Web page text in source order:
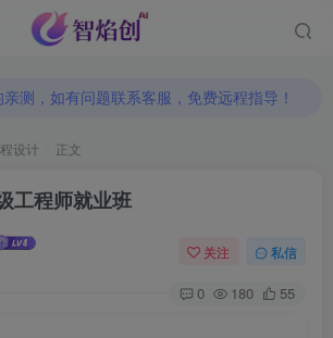
亲测，如有问题联系客服，免费远程指导！
测，如有问题联系客服，免费远程指导！
设计 正文
工程师就业班
关注 私信
0 180 55